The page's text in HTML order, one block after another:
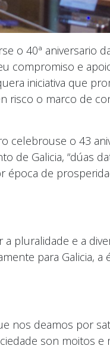
o 40ª aniversario
compromiso e
iniciativa que
risco o marco de
celebrouse o 43
de Galicia, “dúas
época de
pluralidade e a
para Galicia, a
nos deamos por
son moitos e